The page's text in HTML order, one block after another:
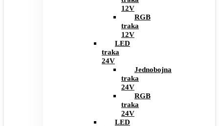
12V
RGB
traka
12V
LED
traka
24V
Jednobojna
traka
24V
RGB
traka
24V
LED